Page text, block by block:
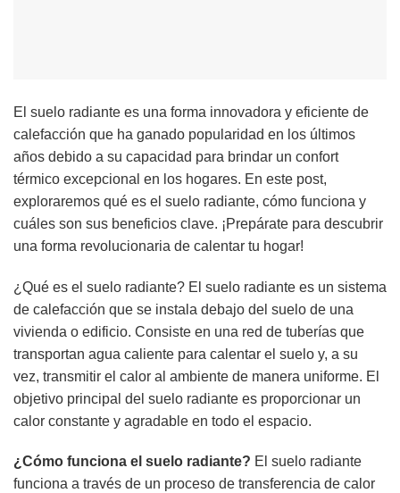
El suelo radiante es una forma innovadora y eficiente de
calefacción que ha ganado popularidad en los últimos
años debido a su capacidad para brindar un confort
térmico excepcional en los hogares. En este post,
exploraremos qué es el suelo radiante, cómo funciona y
cuáles son sus beneficios clave. ¡Prepárate para descubrir
una forma revolucionaria de calentar tu hogar!
¿Qué es el suelo radiante? El suelo radiante es un sistema
de calefacción que se instala debajo del suelo de una
vivienda o edificio. Consiste en una red de tuberías que
transportan agua caliente para calentar el suelo y, a su
vez, transmitir el calor al ambiente de manera uniforme. El
objetivo principal del suelo radiante es proporcionar un
calor constante y agradable en todo el espacio.
¿Cómo funciona el suelo radiante? El suelo radiante
funciona a través de un proceso de transferencia de calor